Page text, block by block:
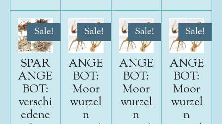
Sale!
SPAR
ANGE
BOT:
verschi
edene
Sale!
ANGE
BOT:
Moor
wurzel
n
Sale!
ANGE
BOT:
Moor
wurzel
n
Sale!
ANGE
BOT:
Moor
wurzel
n